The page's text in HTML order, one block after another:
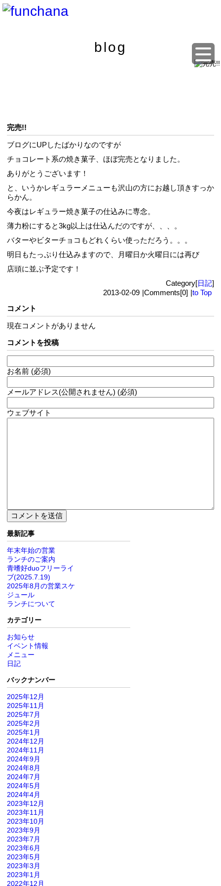
blog
完売!!
ブログにUPしたばかりなのですが
チョコレート系の焼き菓子、ほぼ完売となりました。
ありがとうございます！
と、いうかレギュラーメニューも沢山の方にお越し頂きすっか
らかん。
今夜はレギュラー焼き菓子の仕込みに専念。
薄力粉にすると3kg以上は仕込んだのですが、、、。
バターやビターチョコもどれくらい使っただろう。。。
明日もたっぷり仕込みますので、月曜日か火曜日には再び
店頭に並ぶ予定です！
Category[日記]
2013-02-09 |Comments[0] |to Top
コメント
現在コメントがありません
コメントを投稿
お名前 (必須)
メールアドレス(公開されません) (必須)
ウェブサイト
最新記事
年末年始の営業
ランチのご案内
青嗜好duoフリーライ
ブ(2025.7.19)
2025年8月の営業スケ
ジュール
ランチについて
カテゴリー
お知らせ
イベント情報
メニュー
日記
バックナンバー
2025年12月
2025年11月
2025年7月
2025年2月
2025年1月
2024年12月
2024年11月
2024年9月
2024年8月
2024年7月
2024年5月
2024年4月
2023年12月
2023年11月
2023年10月
2023年9月
2023年7月
2023年6月
2023年5月
2023年3月
2023年1月
2022年12月